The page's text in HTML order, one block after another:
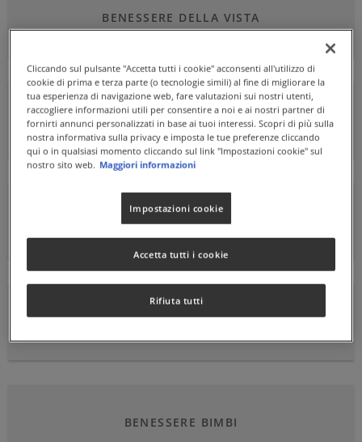
BENESSERE DELLA VISTA
BENESSERE PER CUORE E CIRCOLAZIONE
DEPURAZIONE E BUONA DIGESTIONE
DIFESE IMMUNITARIE
BENESSERE BIMBI
Cliccando sul pulsante "Accetta tutti i cookie" acconsenti all'utilizzo di
cookie di prima e terza parte (o tecnologie simili) al fine di migliorare la
tua esperienza di navigazione web, fare valutazioni sui nostri utenti,
raccogliere informazioni utili per consentire a noi e ai nostri partner di
fornirti annunci personalizzati in base ai tuoi interessi. Scopri di più sulla
nostra informativa sulla privacy e imposta le tue preferenze cliccando
qui o in qualsiasi momento cliccando sul link "Impostazioni cookie" sul
nostro sito web. Maggiori informazioni
Impostazioni cookie
Rifiuta tutti
Accetta tutti i cookie